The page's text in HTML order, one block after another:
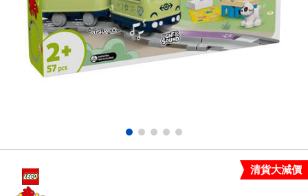
電子玩具
遊戲及拼圖系列
playpop
LEGO樂高
清貨大減價